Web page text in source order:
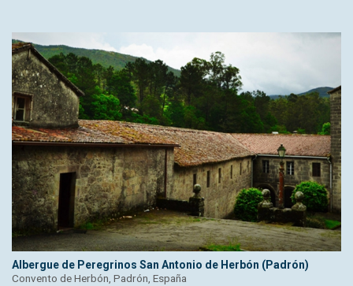
Albergue de Peregrinos San Antonio de Herbón (Padrón)
Convento de Herbón, Padrón, España